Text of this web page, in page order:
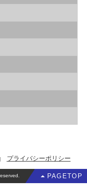
プライバシーポリシー
PAGETOP